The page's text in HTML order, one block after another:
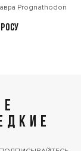
Prognathodon